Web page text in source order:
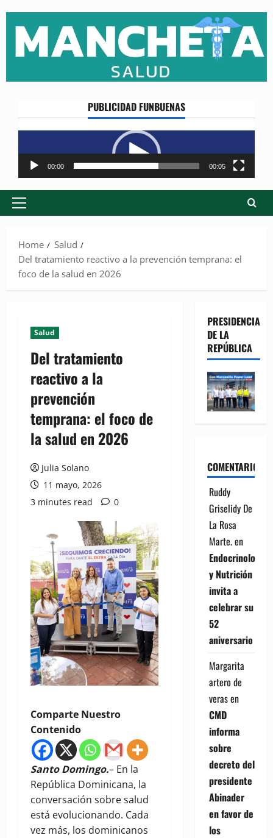
content
PUBLICIDAD FUNBUENAS
Reproductor
de
vídeo
00:00 00:05
Primary
Home
Salud
Del tratamiento reactivo a la prevención temprana: el
foco de la salud en 2026
Salud
Del tratamiento
reactivo a la
prevención
temprana: el foco de
la salud en 2026
Julia Solano
11 mayo, 2026
3 minutes read
0
Comparte Nuestro
Contenido
Santo Domingo.– En la
República Dominicana, la
conversación sobre salud
está evolucionando. Cada
vez más, los dominicanos
PRESIDENCIA
DE LA
REPÚBLICA
COMENTARIOS
Ruddy
Griselidy De
La Rosa
Marte.en
Endocrinología
y Nutrición
invita a
celebrar su
52
aniversario
Margarita
artero de
verasen
CMD
informa
sobre
decreto del
presidente
Abinader
en favor de
los